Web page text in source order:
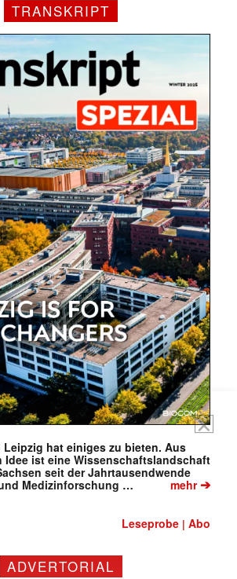
|transkript-Newsletter
aktuell informiert.
TRANSKRIPT
Leipzig hat einiges zu bieten. Aus
ist eine Wissenschaftslandschaft
seit der Jahrtausendwende
Medizinforschung …
mehr➔
Leseprobe |Abo
ADVERTORIAL